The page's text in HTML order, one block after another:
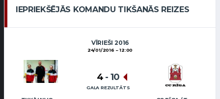
IEPRIEKŠĒJĀS KOMANDU TIKŠANĀS REIZES
VĪRIEŠI 2016
24/01/2016 12:00
4 - 10
GALA REZULTĀTS